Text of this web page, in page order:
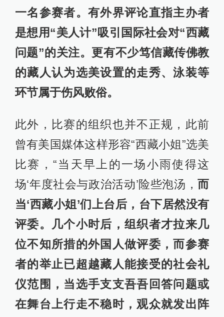
一名参赛者。有外界评论直指主办者
是想用“美人计”吸引国际社会对“西藏
问题”的关注。更有不少笃信藏传佛教
的藏人认为选美设置的走秀、泳装等
环节属于伤风败俗。
此外，比赛的组织也并不正规，此前
曾有美国媒体这样形容“西藏小姐”选美
比赛，“当天早上的一场小雨使得这
场‘年度社会与政治活动’险些泡汤，而
当‘西藏小姐’们上台后，台下居然没有
评委。几个小时后，组织者才拉来几
位不知所措的外国人做评委，而参赛
者的举止已超越藏人能接受的社会礼
仪范围，当选手支支吾吾回答问题或
在舞台上行走不稳时，观众就发出阵